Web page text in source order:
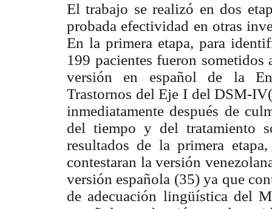
El trabajo se realizó en dos
probada efectividad en otras
En la primera etapa, para
199 pacientes fueron
versión en español de la
Trastornos del Eje I del DSM-
inmediatamente después de
del tiempo y del tratamiento
resultados de la primera
contestaran la versión
versión española (35) ya que
de adecuación lingüística del